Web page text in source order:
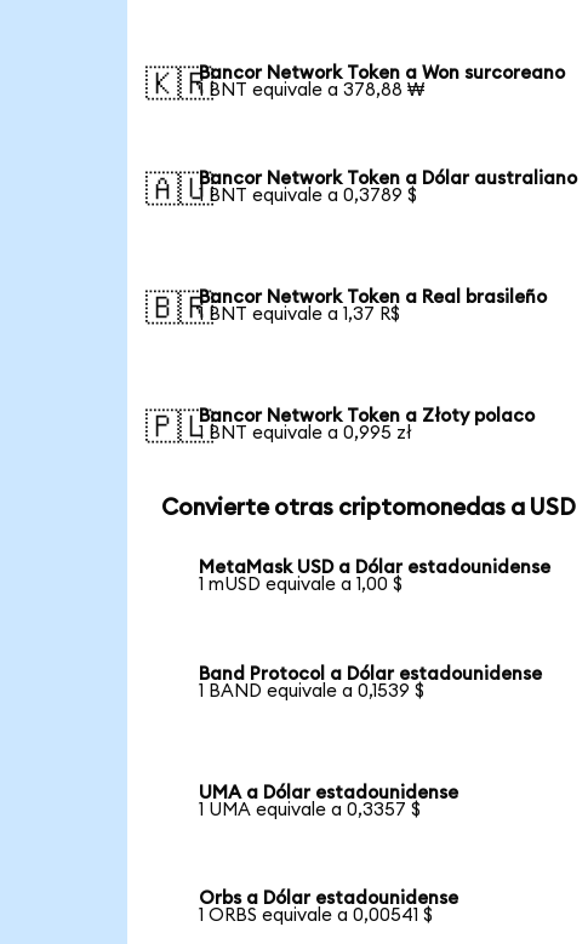
🇰🇷Bancor Network Token a Won surcoreano
1 BNT equivale a 378,88 ₩
🇦🇺Bancor Network Token a Dólar australiano
1 BNT equivale a 0,3789 $
🇧🇷Bancor Network Token a Real brasileño
1 BNT equivale a 1,37 R$
🇵🇱Bancor Network Token a Złoty polaco
1 BNT equivale a 0,995 zł
Convierte otras criptomonedas a USD
MetaMask USD a Dólar estadounidense
1 mUSD equivale a 1,00 $
Band Protocol a Dólar estadounidense
1 BAND equivale a 0,1539 $
UMA a Dólar estadounidense
1 UMA equivale a 0,3357 $
Orbs a Dólar estadounidense
1 ORBS equivale a 0,00541 $